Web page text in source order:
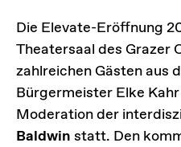
Die Elevate-Eröffnung
Theatersaal des Grazer
zahlreichen Gästen aus
Bürgermeister Elke
Moderation der
Baldwin statt. Den